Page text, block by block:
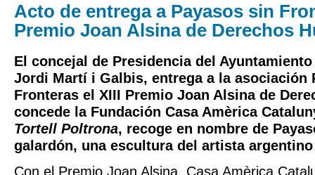
Acto de entrega a Payasos sin
Premio Joan Alsina de Derechos
El concejal de Presidencia del
Jordi Martí i Galbis, entrega a la asociación
Fronteras el XIII Premio Joan Alsina de
concede la Fundación Casa Amèrica
Tortell Poltrona, recoge en nombre de
galardón, una escultura del artista
Con el Premio Joan Alsina, Casa Amèrica